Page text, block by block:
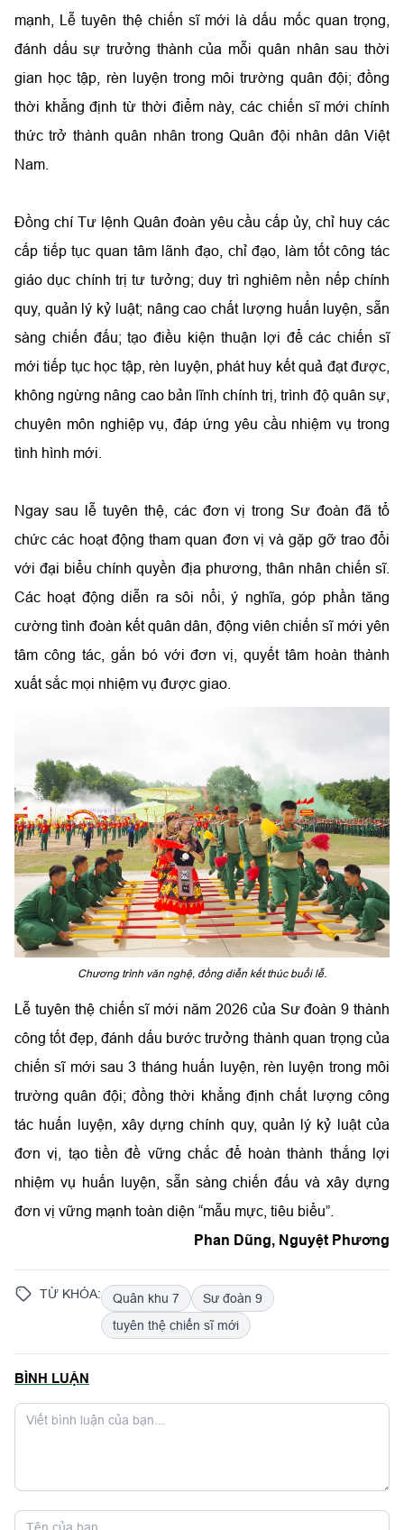
mạnh, Lễ tuyên thệ chiến sĩ mới là dấu mốc quan trọng,
đánh dấu sự trưởng thành của mỗi quân nhân sau thời
gian học tập, rèn luyện trong môi trường quân đội; đồng
thời khẳng định từ thời điểm này, các chiến sĩ mới chính
thức trở thành quân nhân trong Quân đội nhân dân Việt
Nam.
Đồng chí Tư lệnh Quân đoàn yêu cầu cấp ủy, chỉ huy các
cấp tiếp tục quan tâm lãnh đạo, chỉ đạo, làm tốt công tác
giáo dục chính trị tư tưởng; duy trì nghiêm nền nếp chính
quy, quản lý kỷ luật; nâng cao chất lượng huấn luyện, sẵn
sàng chiến đấu; tạo điều kiện thuận lợi để các chiến sĩ
mới tiếp tục học tập, rèn luyện, phát huy kết quả đạt được,
không ngừng nâng cao bản lĩnh chính trị, trình độ quân sự,
chuyên môn nghiệp vụ, đáp ứng yêu cầu nhiệm vụ trong
tình hình mới.
Ngay sau lễ tuyên thệ, các đơn vị trong Sư đoàn đã tổ
chức các hoạt động tham quan đơn vị và gặp gỡ trao đổi
với đại biểu chính quyền địa phương, thân nhân chiến sĩ.
Các hoạt động diễn ra sôi nổi, ý nghĩa, góp phần tăng
cường tình đoàn kết quân dân, động viên chiến sĩ mới yên
tâm công tác, gắn bó với đơn vị, quyết tâm hoàn thành
xuất sắc mọi nhiệm vụ được giao.
Chương trình văn nghệ, đồng diễn kết thúc buổi lễ.
Lễ tuyên thệ chiến sĩ mới năm 2026 của Sư đoàn 9 thành
công tốt đẹp, đánh dấu bước trưởng thành quan trọng của
chiến sĩ mới sau 3 tháng huấn luyện, rèn luyện trong môi
trường quân đội; đồng thời khẳng định chất lượng công
tác huấn luyện, xây dựng chính quy, quản lý kỷ luật của
đơn vị, tạo tiền đề vững chắc để hoàn thành thắng lợi
nhiệm vụ huấn luyện, sẵn sàng chiến đấu và xây dựng
đơn vị vững mạnh toàn diện “mẫu mực, tiêu biểu”.
Phan Dũng, Nguyệt Phương
TỪ KHÓA: Quân khu 7
Sư đoàn 9
tuyên thệ chiến sĩ mới
BÌNH LUẬN